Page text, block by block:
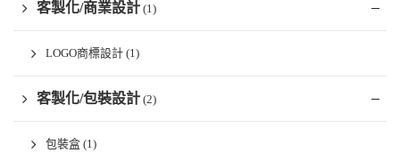
客製化/商業設計 (1)
LOGO商標設計 (1)
客製化/包裝設計 (2)
包裝盒 (1)